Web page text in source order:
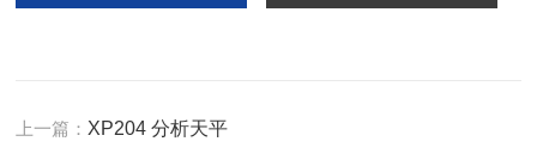
上一篇： XP204 分析天平